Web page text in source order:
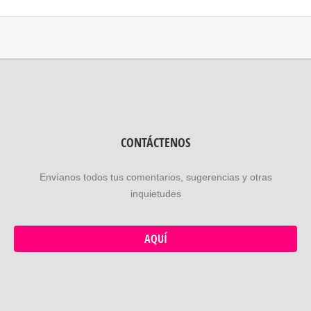
CONTÁCTENOS
Envíanos todos tus comentarios, sugerencias y otras
inquietudes
AQUÍ